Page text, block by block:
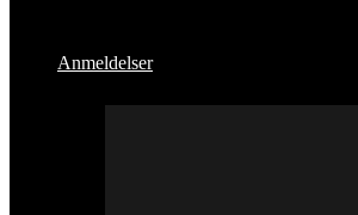
Anmeldelser